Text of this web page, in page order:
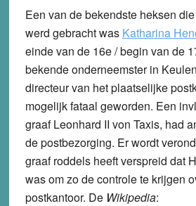
Een van de bekendste heksen
werd gebracht was Katharina
einde van de 16e / begin van de
bekende onderneemster in
directeur van het plaatselijke
mogelijk fataal geworden. Een
graaf Leonhard II von Taxis, had
de postbezorging. Er wordt
graaf roddels heeft verspreid dat
was om zo de controle te krijgen
postkantoor. De Wikipedia: